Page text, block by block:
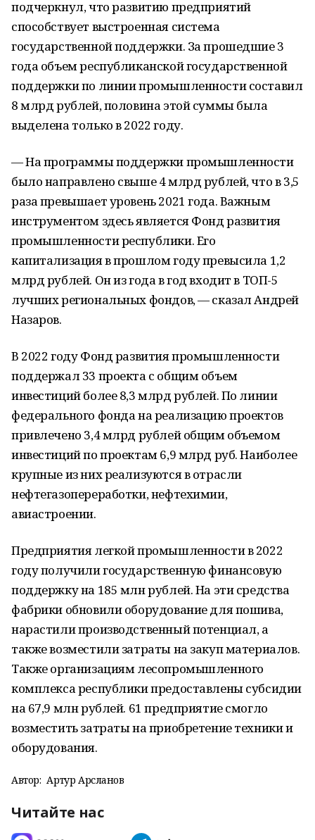
подчеркнул, что развитию предприятий
способствует выстроенная система
государственной поддержки. За прошедшие 3
года объем республиканской государственной
поддержки по линии промышленности составил
8 млрд рублей, половина этой суммы была
выделена только в 2022 году.
— На программы поддержки промышленности
было направлено свыше 4 млрд рублей, что в 3,5
раза превышает уровень 2021 года. Важным
инструментом здесь является Фонд развития
промышленности республики. Его
капитализация в прошлом году превысила 1,2
млрд рублей. Он из года в год входит в ТОП-5
лучших региональных фондов, — сказал Андрей
Назаров.
В 2022 году Фонд развития промышленности
поддержал 33 проекта с общим объем
инвестиций более 8,3 млрд рублей. По линии
федерального фонда на реализацию проектов
привлечено 3,4 млрд рублей общим объемом
инвестиций по проектам 6,9 млрд руб. Наиболее
крупные из них реализуются в отрасли
нефтегазопереработки, нефтехимии,
авиастроении.
Предприятия легкой промышленности в 2022
году получили государственную финансовую
поддержку на 185 млн рублей. На эти средства
фабрики обновили оборудование для пошива,
нарастили производственный потенциал, а
также возместили затраты на закуп материалов.
Также организациям лесопромышленного
комплекса республики предоставлены субсидии
на 67,9 млн рублей. 61 предприятие смогло
возместить затраты на приобретение техники и
оборудования.
Автор: Артур Арсланов
Читайте нас